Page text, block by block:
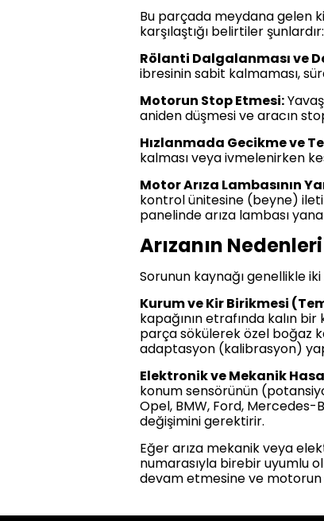
Bu parçada meydana gelen
karşılaştığı belirtiler şunlardır:
Rölanti Dalgalanması ve
ibresinin sabit kalmaması,
Motorun Stop Etmesi:
aniden düşmesi ve aracın
Hızlanmada Gecikme ve
kalması veya ivmelenirken
Motor Arıza Lambasının
kontrol ünitesine (beyne)
panelinde arıza lambası
Arızanın
Sorunun kaynağı genellikle
Kurum ve Kir Birikmesi
kapağının etrafında kalın
parça sökülerek özel boğaz
adaptasyon (kalibrasyon)
Elektronik ve Mekanik
konum sensörünün
Opel, BMW, Ford,
değişimini gerektirir.
Eğer arıza mekanik veya
numarasıyla birebir uyumlu
devam etmesine ve motorun